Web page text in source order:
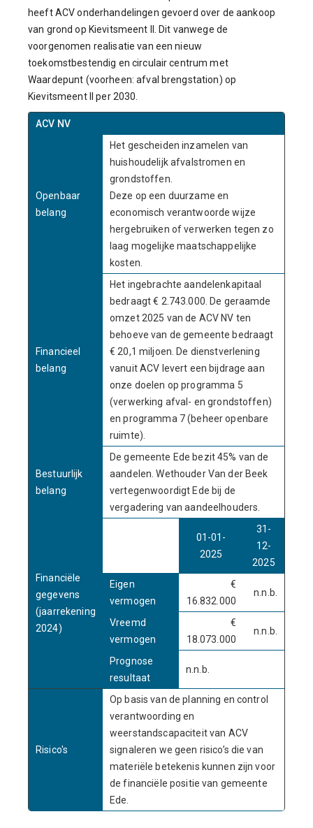
heeft ACV onderhandelingen gevoerd over de aankoop
van grond op Kievitsmeent II. Dit vanwege de
voorgenomen realisatie van een nieuw
toekomstbestendig en circulair centrum met
Waardepunt (voorheen: afval brengstation) op
Kievitsmeent II per 2030.
ACV NV
Openbaar
belang
Het gescheiden inzamelen van
huishoudelijk afvalstromen en
grondstoffen.
Deze op een duurzame en
economisch verantwoorde wijze
hergebruiken of verwerken tegen zo
laag mogelijke maatschappelijke
kosten.
Financieel
belang
Het ingebrachte aandelenkapitaal
bedraagt € 2.743.000. De geraamde
omzet 2025 van de ACV NV ten
behoeve van de gemeente bedraagt
€ 20,1 miljoen. De dienstverlening
vanuit ACV levert een bijdrage aan
onze doelen op programma 5
(verwerking afval- en grondstoffen)
en programma 7 (beheer openbare
ruimte).
Bestuurlijk
belang
De gemeente Ede bezit 45% van de
aandelen. Wethouder Van der Beek
vertegenwoordigt Ede bij de
vergadering van aandeelhouders.
Financiële
gegevens
(jaarrekening
2024)
01-01-
2025
31-
12-
2025
Eigen
vermogen
€
16.832.000
n.n.b.
Vreemd
vermogen
€
18.073.000
n.n.b.
Prognose
resultaat
n.n.b.
Risico's
Op basis van de planning en control
verantwoording en
weerstandscapaciteit van ACV
signaleren we geen risico’s die van
materiële betekenis kunnen zijn voor
de financiële positie van gemeente
Ede.